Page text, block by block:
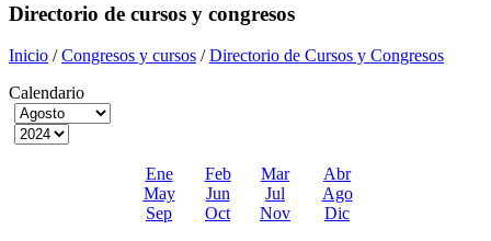
Directorio de cursos y congresos
Inicio /Congresos y cursos /Directorio de Cursos y Congresos
Calendario
Ene Feb Mar
Abr
May
Jun Jul
Ago
Sep
Oct Nov Dic